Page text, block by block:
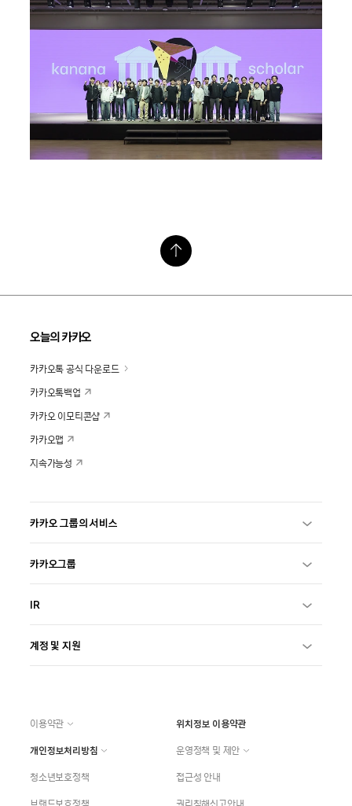
오늘의 카카오
카카오톡 공식 다운로드
카카오톡백업
카카오 이모티콘샵
카카오맵
지속가능성
카카오 그룹의 서비스
카카오그룹
IR
계정 및 지원
이용약관
위치정보 이용약관
개인정보처리방침
운영정책 및 제안
청소년보호정책
접근성 안내